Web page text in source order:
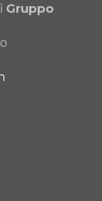
Gruppo